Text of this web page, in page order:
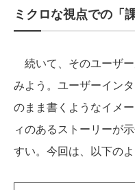
ミクロな視点での「
続いて、そのユーザ
みよう。ユーザーイン
のまま書くようなイメ
ィのあるストーリーが
すい。今回は、以下の